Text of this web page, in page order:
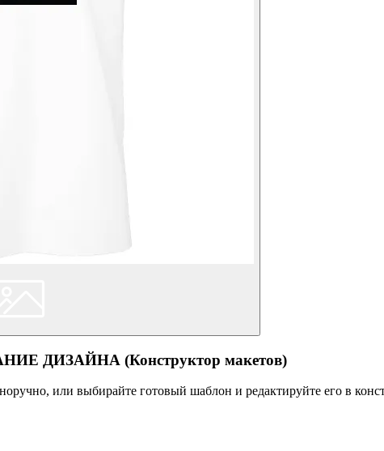
ДИЗАЙНА (Конструктор макетов)
или выбирайте готовый шаблон и редактируйте его в